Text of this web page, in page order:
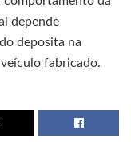
depende
deposita na
fabricado.